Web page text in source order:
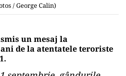
/ George Calin)
un mesaj la
de la atentatele teroriste